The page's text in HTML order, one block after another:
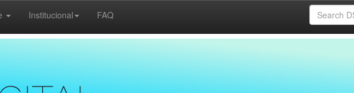
Institucional FAQ